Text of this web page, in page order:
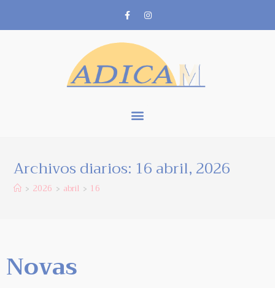
Archivos diarios: 16 abril, 2026
> 2026 > abril > 16
Novas